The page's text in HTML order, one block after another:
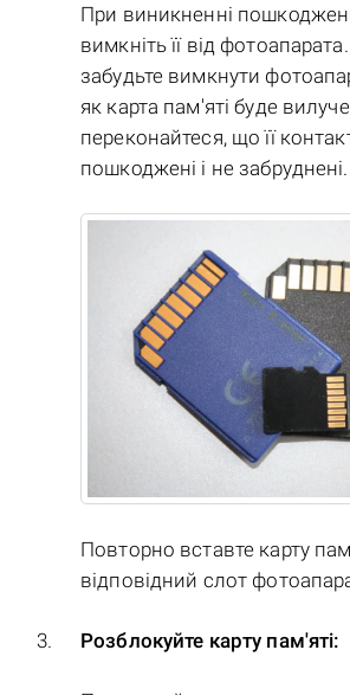
При виникненні
вимкніть її від
забудьте вимкнути
як карта пам'яті буде
переконайтеся, що її
пошкоджені і не забруднені.
Повторно вставте карту
відповідний слот
Розблокуйте карту пам'яті: